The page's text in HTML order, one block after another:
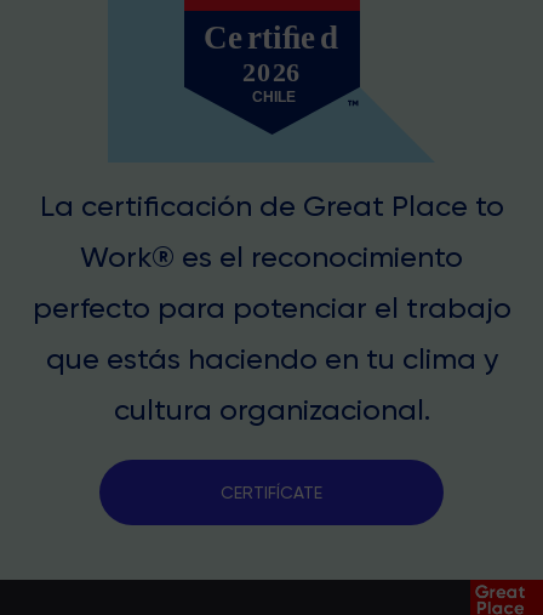
La certificación de Great Place to
Work® es el reconocimiento
perfecto para potenciar el trabajo
que estás haciendo en tu clima y
cultura organizacional.
CERTIFÍCATE